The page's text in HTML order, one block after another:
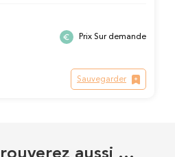
Prix Sur demande
Sauvegarder